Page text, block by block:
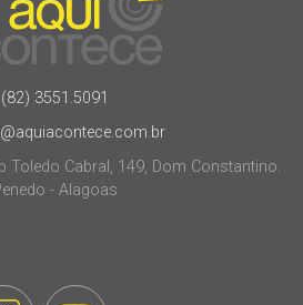
(82) 3551.5091
Toledo Cabral, 149, Dom Constantino.
- Alagoas